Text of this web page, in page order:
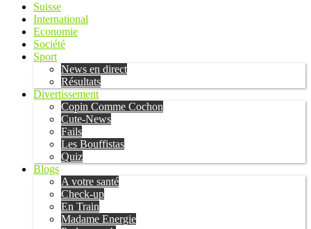
Suisse
International
Economie
Société
Sport
News en direct
Résultats
Divertissement
Copin Comme Cochon
Cute-News
Fails
Les Bouffistas
Quiz
Blogs
A votre santé
Check-up
En Train
Madame Energie